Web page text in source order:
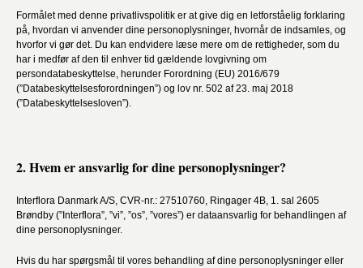
Formålet med denne privatlivspolitik er at give dig en letforståelig forklaring
på, hvordan vi anvender dine personoplysninger, hvornår de indsamles, og
hvorfor vi gør det. Du kan endvidere læse mere om de rettigheder, som du
har i medfør af den til enhver tid gældende lovgivning om
persondatabeskyttelse, herunder Forordning (EU) 2016/679
(”Databeskyttelsesforordningen”) og lov nr. 502 af 23. maj 2018
(”Databeskyttelsesloven”).
2. Hvem er ansvarlig for dine personoplysninger?
Interflora Danmark A/S, CVR-nr.: 27510760, Ringager 4B, 1. sal 2605
Brøndby (”Interflora”, ”vi”, ”os”, ”vores”) er dataansvarlig for behandlingen af
dine personoplysninger.
Hvis du har spørgsmål til vores behandling af dine personoplysninger eller